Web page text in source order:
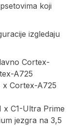
koji
izgledaju
Cortex-
A725
Cortex-A725
x C1-Ultra Prime
jezgra na 3,5